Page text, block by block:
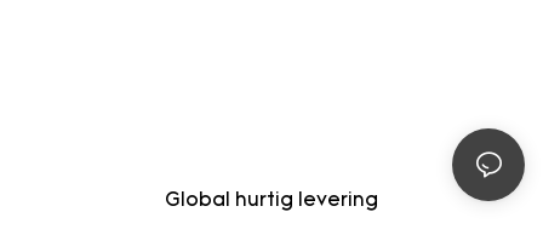
Global hurtig levering